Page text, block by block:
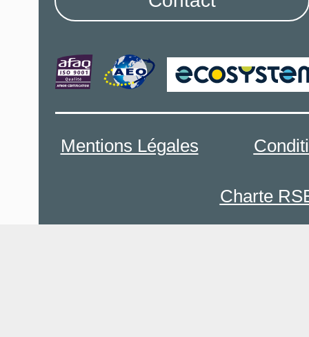
Mentions Légales
Charte